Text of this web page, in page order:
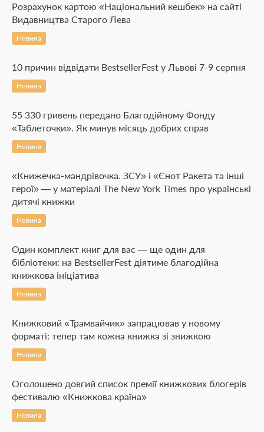
Розрахунок картою «Національний кешбек» на сайті
Видавництва Старого Лева
Новина
10 причин відвідати BestsellerFest у Львові 7-9 серпня
Новина
55 330 гривень передано Благодійному Фонду
«Таблеточки». Як минув місяць добрих справ
Новина
«Книжечка-мандрівочка. ЗСУ» і «Єнот Ракета та інші
герої» — у матеріалі The New York Times про українські
дитячі книжки
Новина
Один комплект книг для вас — ще один для
бібліотеки: на BestsellerFest діятиме благодійна
книжкова ініціатива
Новина
Книжковий «Трамвайчик» запрацював у новому
форматі: тепер там кожна книжка зі знижкою
Новина
Оголошено довгий список премії книжкових блогерів
фестивалю «Книжкова країна»
Новина